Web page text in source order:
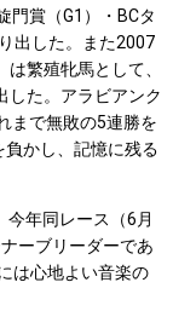
門賞（G1）・BCタ
出した。また2007
繁殖牝馬として、
した。アラビアンク
まで無敗の5連勝を
かし、記憶に残る
年同レース（6月
ーブリーダーであ
は心地よい音楽の